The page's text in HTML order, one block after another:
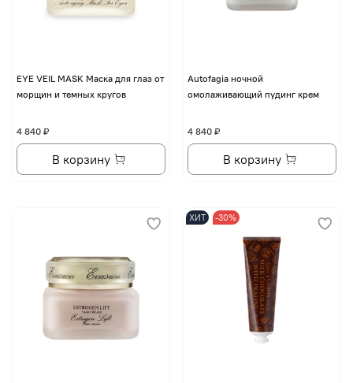
EYE VЕIL MASK Маска для глаз от
морщин и темных кругов
4 840 ₽
В корзину
Autofagia ночной
омолаживающий пудинг крем
4 840 ₽
В корзину
ХИТ -30%